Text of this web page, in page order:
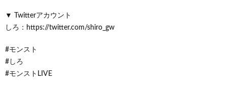
▼ Twitterアカウント
しろ：https://twitter.com/shiro_gw
#モンスト
#しろ
#モンストLIVE